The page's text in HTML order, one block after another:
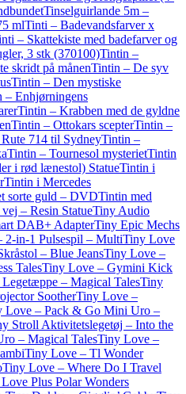
Tinselguirlande 5m –
mlTinti – Badevandsfarver x
– Skattekiste med badefarver og
3 stk (370100)Tintin –
skridt på månenTintin – De syv
Tintin – Den mystiske
– Enhjørningens
Tintin – Krabben med de gyldne
Tintin – Ottokars scepterTintin –
714 til SydneyTintin –
Tintin – Tournesol mysterietTintin
i rød lænestol) StatueTintin i
Tintin i Mercedes
sorte guld – DVDTintin med
– Resin StatueTiny Audio
DAB+ AdapterTiny Epic Mechs
2-in-1 Pulsespil – MultiTiny Love
– Blue JeansTiny Love –
TalesTiny Love – Gymini Kick
– Magical TalesTiny
SootherTiny Love –
Love – Pack & Go Mini Uro –
Stroll Aktivitetslegetøj – Into the
– Magical TalesTiny Love –
Tiny Love – Tl Wonder
Tiny Love – Where Do I Travel
Plus Polar Wonders